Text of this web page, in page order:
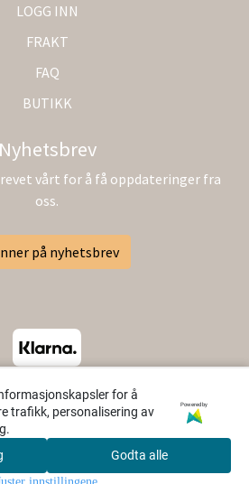
for å
trafikk, personalisering av
Powered by
Godta alle
LOGG INN
FRAKT
FAQ
BUTIKK
Nyhetsbrev
vårt for å få oppdateringer fra
oss.
på nyhetsbrev